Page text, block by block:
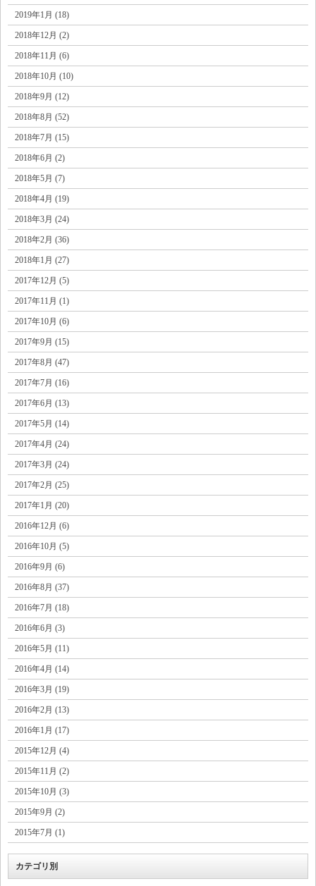
2019年1月 (18)
2018年12月 (2)
2018年11月 (6)
2018年10月 (10)
2018年9月 (12)
2018年8月 (52)
2018年7月 (15)
2018年6月 (2)
2018年5月 (7)
2018年4月 (19)
2018年3月 (24)
2018年2月 (36)
2018年1月 (27)
2017年12月 (5)
2017年11月 (1)
2017年10月 (6)
2017年9月 (15)
2017年8月 (47)
2017年7月 (16)
2017年6月 (13)
2017年5月 (14)
2017年4月 (24)
2017年3月 (24)
2017年2月 (25)
2017年1月 (20)
2016年12月 (6)
2016年10月 (5)
2016年9月 (6)
2016年8月 (37)
2016年7月 (18)
2016年6月 (3)
2016年5月 (11)
2016年4月 (14)
2016年3月 (19)
2016年2月 (13)
2016年1月 (17)
2015年12月 (4)
2015年11月 (2)
2015年10月 (3)
2015年9月 (2)
2015年7月 (1)
カテゴリ別